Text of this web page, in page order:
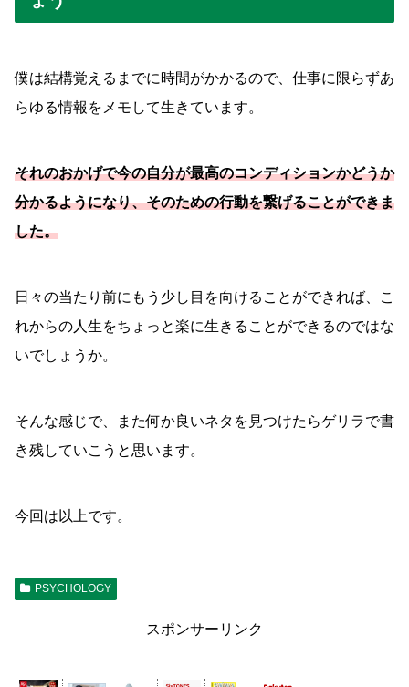
僕は結構覚えるまでに時間がかかるので、仕事に限らずあ
らゆる情報をメモして生きています。
それのおかげで今の自分が最高のコンディションかどうか
分かるようになり、そのための行動を繋げることができま
した。
日々の当たり前にもう少し目を向けることができれば、こ
れからの人生をちょっと楽に生きることができるのではな
いでしょうか。
そんな感じで、また何か良いネタを見つけたらゲリラで書
き残していこうと思います。
今回は以上です。
PSYCHOLOGY
スポンサーリンク